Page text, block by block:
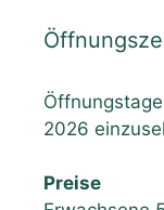
2026
Preise